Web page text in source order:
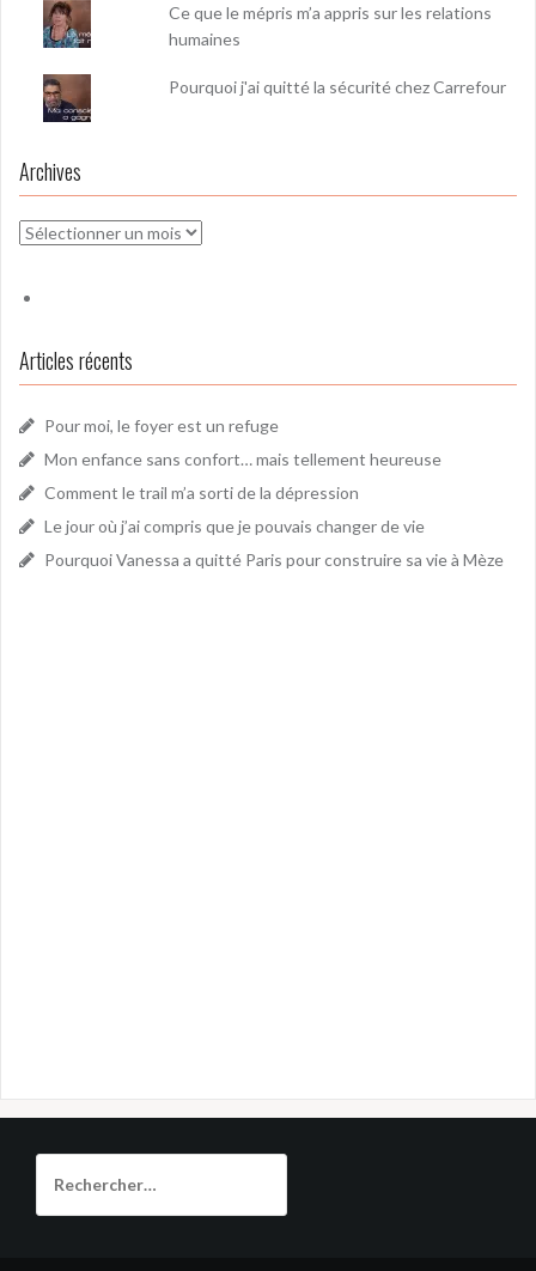
Ce que le mépris m’a appris sur les relations
humaines
Pourquoi j'ai quitté la sécurité chez Carrefour
Archives
Archives
Articles récents
Pour moi, le foyer est un refuge
Mon enfance sans confort… mais tellement heureuse
Comment le trail m’a sorti de la dépression
Le jour où j’ai compris que je pouvais changer de vie
Pourquoi Vanessa a quitté Paris pour construire sa vie à Mèze